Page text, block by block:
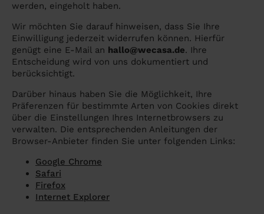
werden, eingeholt haben.
Wir möchten Sie darauf hinweisen, dass Sie Ihre
Einwilligung jederzeit widerrufen können. Hierfür
genügt eine E-Mail an hallo@wecasa.de. Ihre
Entscheidung wird von uns dokumentiert und
berücksichtigt.
Darüber hinaus haben Sie die Möglichkeit, Ihre
Präferenzen für bestimmte Arten von Cookies direkt
über die Einstellungen Ihres Internetbrowsers zu
verwalten. Die entsprechenden Anleitungen der
Browser-Anbieter finden Sie unter folgenden Links:
Google Chrome
Safari
Firefox
Internet Explorer